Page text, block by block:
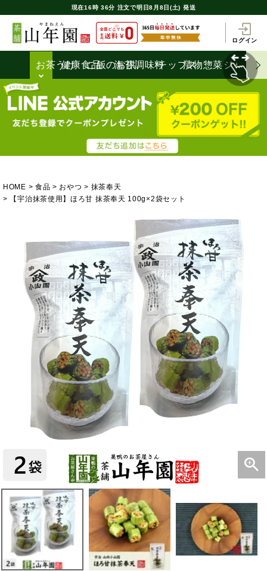
現在16時 36分 注文で明日8月8日(土) 発送
ログイン
お茶うけ健康食品ご飯のお供
海苔調味料チップス
漬物惣菜 ジャム
HOME 食品 おやつ
抹茶奉天
【宇治抹茶使用】ほろ甘 抹茶奉天 100g×2袋セット